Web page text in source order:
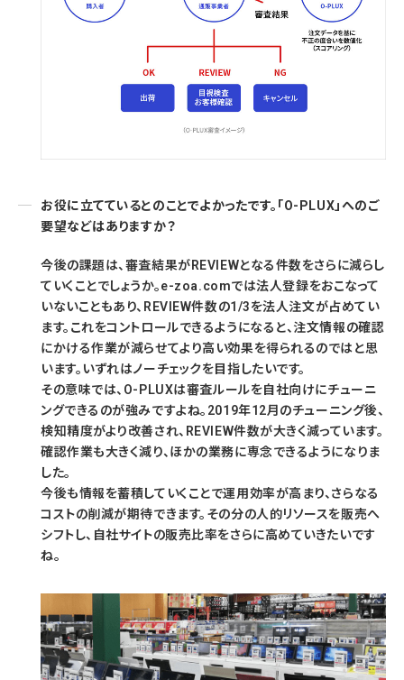
お役に立てているとのことでよかったです。「O-PLUX」へのご
要望などはありますか？
今後の課題は、審査結果がREVIEWとなる件数をさらに減らし
ていくことでしょうか。e-zoa.comでは法人登録をおこなって
いないこともあり、REVIEW件数の1/3を法人注文が占めてい
ます。これをコントロールできるようになると、注文情報の確認
にかける作業が減らせてより高い効果を得られるのではと思
います。いずれはノーチェックを目指したいです。
その意味では、O-PLUXは審査ルールを自社向けにチューニ
ングできるのが強みですよね。2019年12月のチューニング後、
検知精度がより改善され、REVIEW件数が大きく減っています。
確認作業も大きく減り、ほかの業務に専念できるようになりま
した。
今後も情報を蓄積していくことで運用効率が高まり、さらなる
コストの削減が期待できます。その分の人的リソースを販売へ
シフトし、自社サイトの販売比率をさらに高めていきたいです
ね。